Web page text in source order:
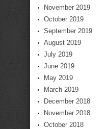
November 2019
October 2019
September 2019
August 2019
July 2019
June 2019
May 2019
March 2019
December 2018
November 2018
October 2018